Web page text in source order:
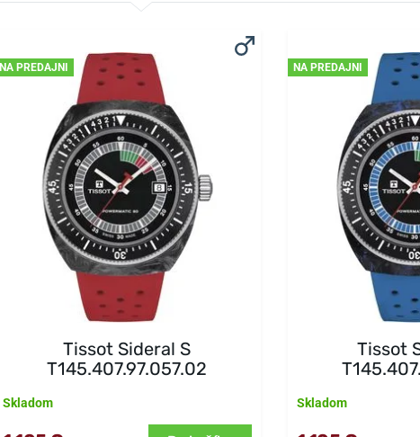
NA PREDAJNI
Tissot Sideral S
T145.407.97.057.02
Skladom
NA PREDAJNI
Tissot
Skladom